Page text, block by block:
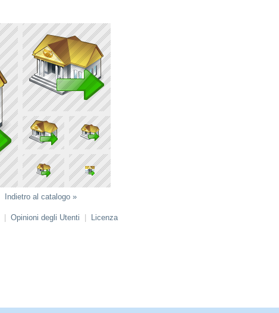
Indietro al catalogo »
Opinioni degli Utenti Licenza